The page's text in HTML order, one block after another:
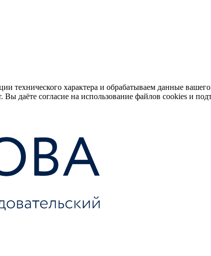
технического характера и обрабатываем данные
даёте согласие на использование файлов cookies и